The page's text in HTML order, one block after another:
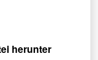
herunter